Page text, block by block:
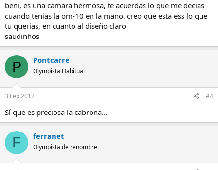
beni, es una camara hermosa, te acuerdas lo que me decias
cuando tenias la om-10 en la mano, creo que esta ess lo que
tu querias, en cuanto al diseño claro.
saudinhos
P Pontcarre
Olympista Habitual
3 Feb 2012 #4
Sí que es preciosa la cabrona...
F ferranet
Olympista de renombre